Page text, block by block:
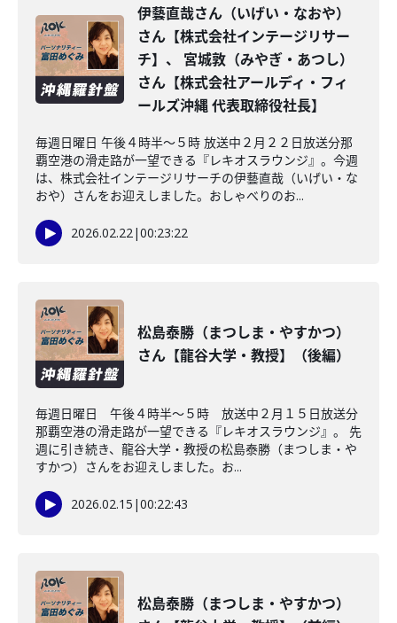
伊藝直哉さん（いげい・なおや）
さん【株式会社インテージリサー
チ】、 宮城敦（みやぎ・あつし）
さん【株式会社アールディ・フィ
ールズ沖縄 代表取締役社長】
毎週日曜日 午後４時半～５時 放送中２月２２日放送分那
覇空港の滑走路が一望できる『レキオスラウンジ』。今週
は、株式会社インテージリサーチの伊藝直哉（いげい・な
おや）さんをお迎えしました。おしゃべりのお...
2026.02.22|00:23:22
松島泰勝（まつしま・やすかつ）
さん【龍谷大学・教授】（後編）
毎週日曜日 午後４時半～５時 放送中２月１５日放送分
那覇空港の滑走路が一望できる『レキオスラウンジ』。 先
週に引き続き、龍谷大学・教授の松島泰勝（まつしま・や
すかつ）さんをお迎えしました。お...
2026.02.15 |00:22:43
松島泰勝（まつしま・やすかつ）